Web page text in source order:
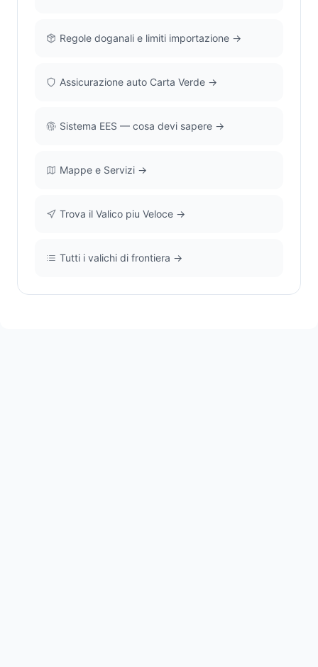
Regole doganali e limiti importazione →
Assicurazione auto Carta Verde →
Sistema EES — cosa devi sapere →
Mappe e Servizi →
Trova il Valico piu Veloce →
Tutti i valichi di frontiera →